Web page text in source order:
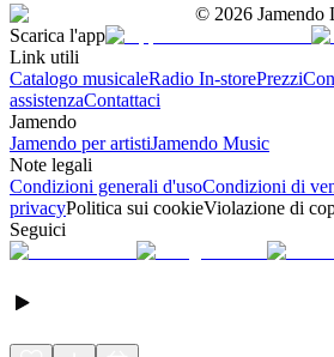
© 2026 Jamendo
Scarica l'app
Link utili
Catalogo musicaleRadio In-storePrezzi
assistenzaContattaci
Jamendo
Jamendo per artistiJamendo Music
Note legali
Condizioni generali d'usoCondizioni di
privacyPolitica sui cookieViolazione di
Seguici